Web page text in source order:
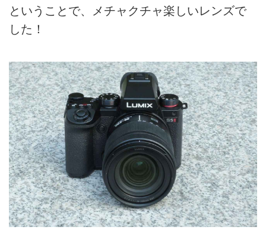
ということで、メチャクチャ楽しいレンズで
した！